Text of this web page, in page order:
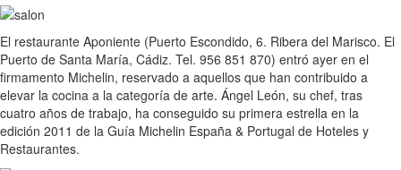
El restaurante Aponiente (Puerto Escondido, 6. Ribera del Marisco. El
Puerto de Santa María, Cádiz. Tel. 956 851 870) entró ayer en el
firmamento Michelin, reservado a aquellos que han contribuido a
elevar la cocina a la categoría de arte. Ángel León, su chef, tras
cuatro años de trabajo, ha conseguido su primera estrella en la
edición 2011 de la Guía Michelin España & Portugal de Hoteles y
Restaurantes.